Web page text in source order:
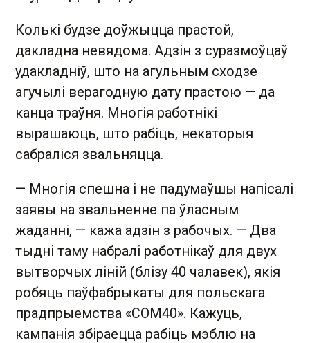
Колькі будзе доўжыцца прастой,
дакладна невядома. Адзін з суразмоўцаў
удакладніў, што на агульным сходзе
агучылі верагодную дату прастою — да
канца траўня. Многія работнікі
вырашаюць, што рабіць, некаторыя
сабраліся звальняцца.
— Многія спешна і не падумаўшы напісалі
заявы на звальненне па ўласным
жаданні, — кажа адзін з рабочых. — Два
тыдні таму набралі работнікаў для двух
вытворчых ліній (блізу 40 чалавек), якія
робяць паўфабрыкаты для польскага
прадпрыемства «СОМ40». Кажуць,
кампанія збіраецца рабіць мэблю на